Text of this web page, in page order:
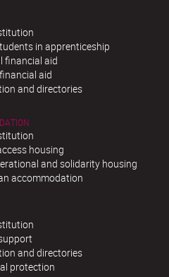
in apprenticeship
financial aid
aid
and directories
housing
and solidarity housing
accommodation
and directories
protection